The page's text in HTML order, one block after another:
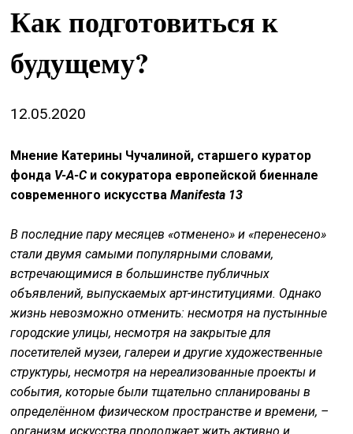
искать
Как подготовиться к
будущему?
12.05.2020
Мнение Катерины Чучалиной, старшего куратор
фонда V-A-Cи сокуратора европейской биеннале
современного искусстваManifesta 13
В последние пару месяцев «отменено» и «перенесено»
стали двумя самыми популярными словами,
встречающимися в большинстве публичных
объявлений, выпускаемых арт-институциями. Однако
жизнь невозможно отменить: несмотря на пустынные
городские улицы, несмотря на закрытые для
посетителей музеи, галереи и другие художественные
структуры, несмотря на нереализованные проекты и
события, которые были тщательно спланированы в
определённом физическом пространстве и времени, –